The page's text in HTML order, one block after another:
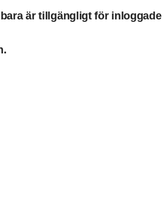
är tillgängligt för inloggade